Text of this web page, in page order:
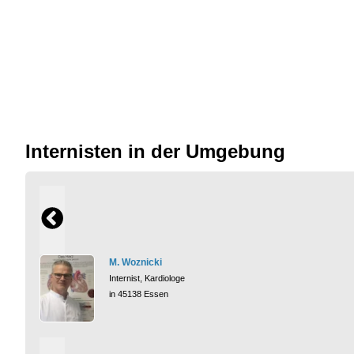
Internisten in der Umgebung
M. Woznicki
Internist, Kardiologe
in 45138 Essen